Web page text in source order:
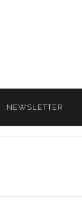
NEWSLETTER